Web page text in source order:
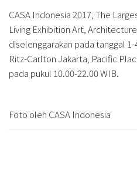
CASA Indonesia 2017, The
Living Exhibition Art,
diselenggarakan pada tanggal
Ritz-Carlton Jakarta, Pacific
pada pukul 10.00-22.00 WIB.
Foto oleh CASA Indonesia